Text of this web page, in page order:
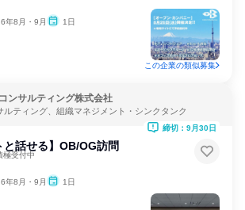
年8月・9月 1日
この企業の類似募集
ンサルティング株式会社
ルティング、組織マネジメント・シンクタンク
と話せる】OB/OG訪問
極受付中
年8月・9月 1日
締切：9月30日